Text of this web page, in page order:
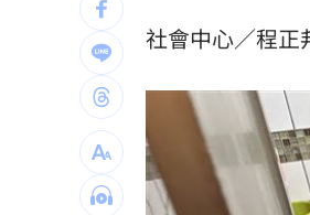
藍網軍黑夜奇俠
漢光42／第五作
白海豚進逼北台
台灣彩券開獎直播
社會中心／程正